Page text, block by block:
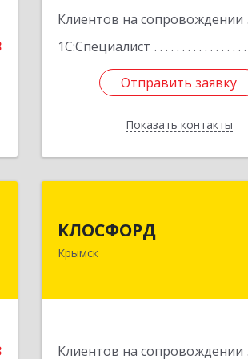
Клиентов на сопровождении
1С:Специалист
Отправить заявку
Показать контакты
Отправить заявку
Назад
КЛОСФОРД
Крымск
Клиентов на сопровождении
353380,